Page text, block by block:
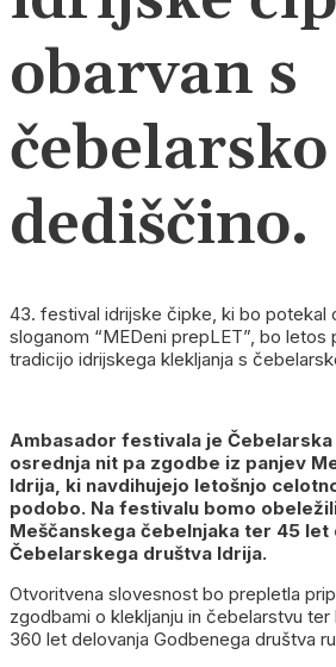
obarvan s
čebelarsko
dediščino.
43. festival idrijske čipke, ki bo potekal
sloganom “MEDeni prepLET”, bo letos
tradicijo idrijskega klekljanja s
Ambasador festivala je
osrednja nit pa zgodbe iz panjev
Idrija, ki navdihujejo letošnjo
podobo. Na festivalu bomo
Meščanskega čebelnjaka ter 45 let
Čebelarskega društva Idrija.
Otvoritvena slovesnost bo prepletla
zgodbami o klekljanju in čebelarstvu ter
360 let delovanja Godbenega društva